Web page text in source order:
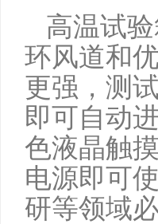
高温试验
环风道和
更强， 测
即可自动
色液晶触
电源即可使
研等领域